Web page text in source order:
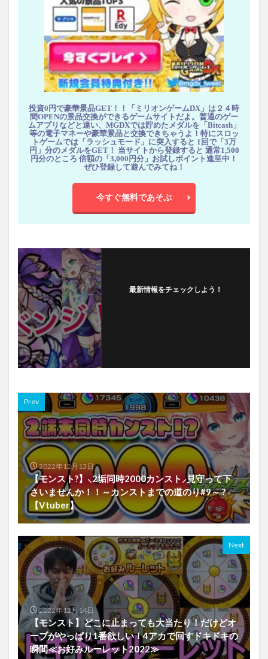
投資0円で豪華景品GET！！「ミリオンゲームDX」は２４時
間OPENの景品交換ができるゲームサイトだよ。普通のゲー
ムアプリなどと違い、MGDXでは貯めたメダルを「Bitcash」
等の電子マネーや豪華景品と交換できちゃうよ！特にスロッ
トゲームでは「ラッシュモード」に突入すると 1回で「3万
円」分のメダルをGET！ 当サイトから登録すると 通常1,500
円分のところ 倍額の「3,000円分」お試しポイント進呈中！
ぜひ登録して遊んでみてね！
今すぐ無料であそぶ
最新情報をチェックしよう！
Prev
2022年12月13日
【モンスト?】⸜2垢同時2000カンスト⸝見守って下
さいませんか！！～カンストまでの道のり#9～ ?
【Vtuber】
Next
2022年12月14日
【モンスト】どこに止まっても大当たり！だけどオ
ーブがやっぱり1番欲しい！4アカで回すドキドキの
瞬間≪お好みルーレット2022≫